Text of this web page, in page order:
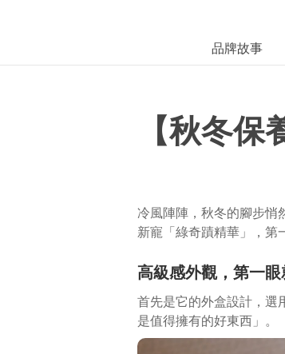
品牌故事
【秋冬
冷風陣陣，秋冬的腳步悄
新寵「綠奇蹟精華」，第
高級感外觀，第一
首先是它的外盒設計，選
是值得擁有的好東西」。